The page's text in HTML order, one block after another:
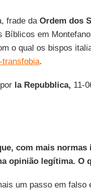
frade da Ordem dos
Bíblicos em
o qual os bispos
transfobia.
la Repubblica, 11-
com mais
opinião legítima. O
um passo em falso